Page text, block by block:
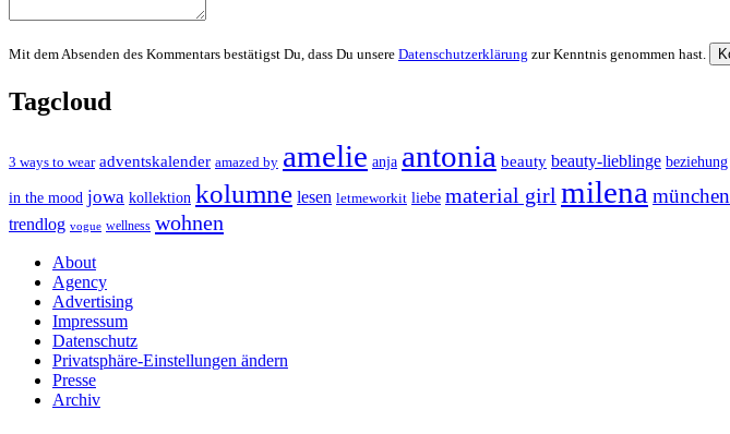
Mit dem Absenden des Kommentars bestätigst Du, dass Du unsere Datenschutzerklärung zur Kenntnis genommen hast.
Tagcloud
3 ways to wear adventskalender amazed by amelie anja antonia beauty beauty-lieblinge beziehung
in the mood jowa kollektion kolumne lesen letmeworkit liebe material girl milena münchen
trendlog vogue wellness wohnen
About
Agency
Advertising
Impressum
Datenschutz
Privatsphäre-Einstellungen ändern
Presse
Archiv